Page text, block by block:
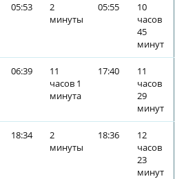
05:53
2
минуты
05:55
10
часов
45
минут
06:39
11
часов 1
минута
17:40
11
часов
29
минут
18:34
2
минуты
18:36
12
часов
23
минут